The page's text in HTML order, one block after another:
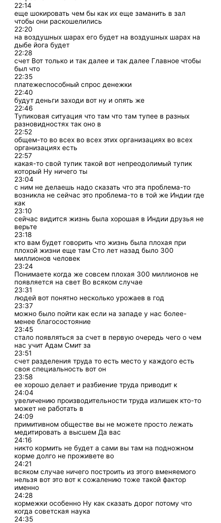
22:14
еще шокировать чем бы как их еще заманить в зал
чтобы они раскошелились
22:20
на воздушных шарах его будет на воздушных шарах на
дыбе йога будет
22:28
счет Вот только и так далее и так далее Главное чтобы
был что
22:35
платежеспособный спрос денежки
22:40
будут деньги заходи вот ну и опять же
22:46
Тупиковая ситуация что там что там тупее в разных
разновидностях так оно в
22:52
общем-то во всех во всех этих организациях во всех
организациях есть
22:57
какая-то свой тупик такой вот непреодолимый тупик
который Ну ничего ты
23:04
с ним не делаешь надо сказать что эта проблема-то
возникла не сейчас это проблема-то в той же Индии где
как
23:10
сейчас видится жизнь была хорошая в Индии друзья не
верьте
23:18
кто вам будет говорить что жизнь была плохая при
плохой жизни еще там Сто лет назад было 300
миллионов человек
23:24
Понимаете когда же совсем плохая 300 миллионов не
появляется на свет Во всяком случае
23:31
людей вот понятно несколько урожаев в год
23:37
можно было пойти как если на западе у нас более-
менее благосостояние
23:45
стало появляться за счет в первую очередь чего о чем
нас учит Адам Смит за
23:51
счет разделения труда то есть место у каждого есть
своя специальность вот он
23:58
ее хорошо делает и разбиение труда приводит к
24:04
увеличению производительности труда излишек кто-то
может не работать в
24:09
примитивном обществе вы не можете просто лежать
медитировать а высшем Да вас
24:16
никто кормить не будет а сами вы там на подножном
корме долго не проживете во
24:21
всяком случае ничего построить из этого вменяемого
нельзя вот это вот к сожалению тоже такой фактор
именно
24:28
кормежки особенно Ну как сказать дорог потому что
когда советская наука
24:35